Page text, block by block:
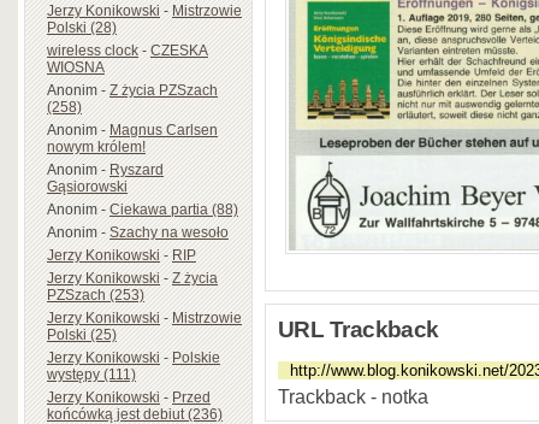
Jerzy Konikowski-Mistrzowie
Polski (28)
wireless clock-CZESKA
WIOSNA
Anonim-Z życia PZSzach
(258)
Anonim-Magnus Carlsen
nowym królem!
Anonim-Ryszard
Gąsiorowski
Anonim-Ciekawa partia (88)
Anonim-Szachy na wesoło
Jerzy Konikowski-RIP
Jerzy Konikowski-Z życia
PZSzach (253)
Jerzy Konikowski-Mistrzowie
Polski (25)
Jerzy Konikowski-Polskie
występy (111)
Jerzy Konikowski-Przed
końcówką jest debiut (236)
URL Trackback
Trackback - notka